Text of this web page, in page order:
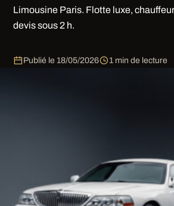
Limousine Paris. Flotte luxe,
devis sous 2 h.
Publié le 18/05/2026 1 min de lecture